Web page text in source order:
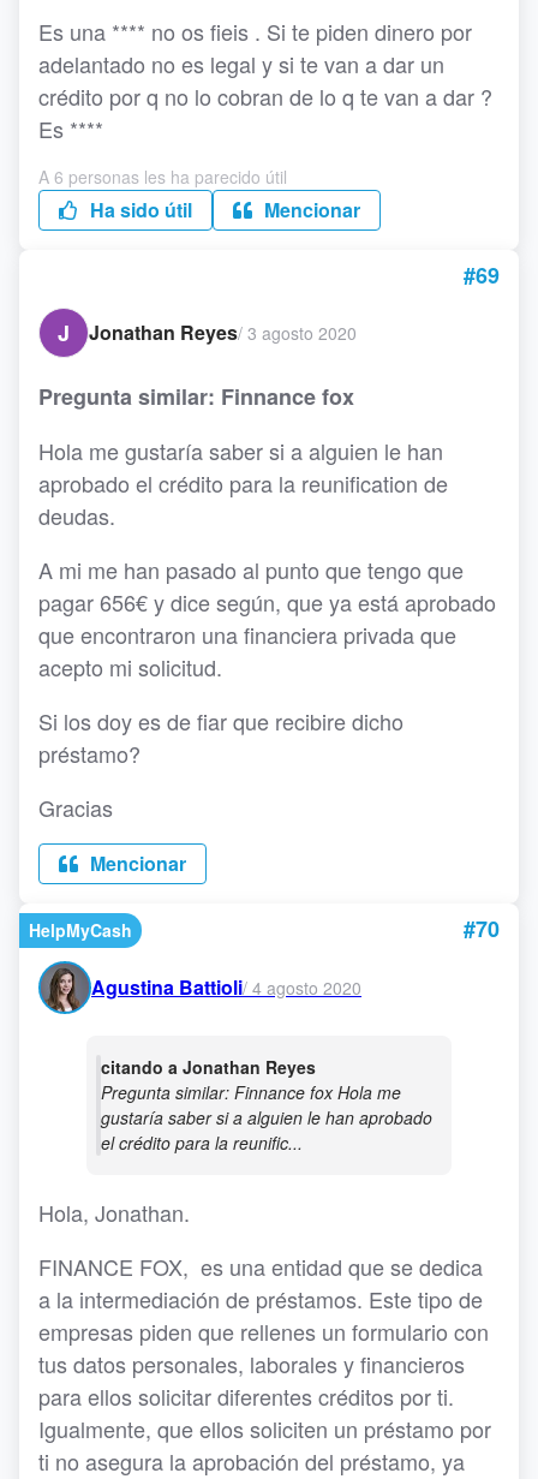
Es una **** no os fieis . Si te piden dinero por
adelantado no es legal y si te van a dar un
crédito por q no lo cobran de lo q te van a dar ?
Es ****
A 6 personas les ha parecido útil
Ha sido útil Mencionar
#69
J
Jonathan Reyes/ 3 agosto 2020
Pregunta similar: Finnance fox
Hola me gustaría saber si a alguien le han
aprobado el crédito para la reunification de
deudas.
A mi me han pasado al punto que tengo que
pagar 656€ y dice según, que ya está aprobado
que encontraron una financiera privada que
acepto mi solicitud.
Si los doy es de fiar que recibire dicho
préstamo?
Gracias
Mencionar
HelpMyCash #70
Agustina Battioli/ 4 agosto 2020
citando a Jonathan Reyes
Pregunta similar: Finnance fox Hola me
gustaría saber si a alguien le han aprobado
el crédito para la reunific...
Hola, Jonathan.
FINANCE FOX, es una entidad que se dedica
a la intermediación de préstamos. Este tipo de
empresas piden que rellenes un formulario con
tus datos personales, laborales y financieros
para ellos solicitar diferentes créditos por ti.
Igualmente, que ellos soliciten un préstamo por
ti no asegura la aprobación del préstamo, ya